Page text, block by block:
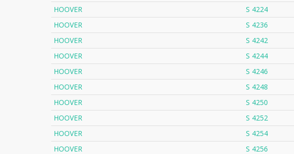
HOOVER
S 4224
HOOVER
S 4236
HOOVER
S 4242
HOOVER
S 4244
HOOVER
S 4246
HOOVER
S 4248
HOOVER
S 4250
HOOVER
S 4252
HOOVER
S 4254
HOOVER
S 4256